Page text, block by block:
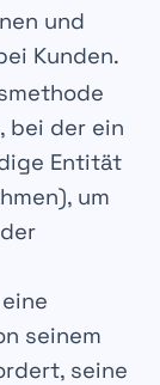
und
Kunden.
, bei der ein
Entität
um
seinem
seine